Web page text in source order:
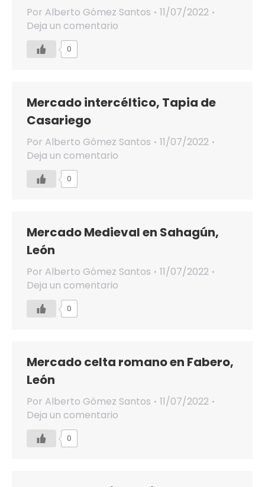
Por Alberto Gómez Santos
11/07/2022
Deja un comentario
0
Mercado intercéltico, Tapia de
Casariego
Por Alberto Gómez Santos
11/07/2022
Deja un comentario
0
Mercado Medieval en Sahagún,
León
Por Alberto Gómez Santos
11/07/2022
Deja un comentario
0
Mercado celta romano en Fabero,
León
Por Alberto Gómez Santos
11/07/2022
Deja un comentario
0